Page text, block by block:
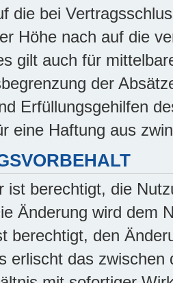
die bei
Höhe nach auf die
gilt auch für
der
Erfüllungsgehilfen
eine Haftung aus
ist berechtigt, die
Änderung wird dem
berechtigt, den
erlischt das